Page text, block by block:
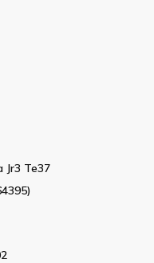
Jr3 Te37